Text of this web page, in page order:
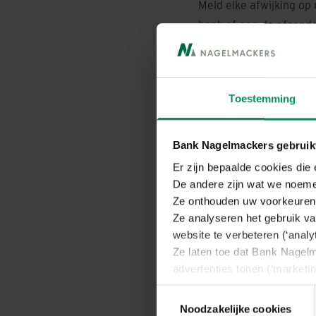
Toestemming
Bank Nagelmackers
Er zijn bepaalde cookies
De andere zijn wat we
Ze onthouden uw
Ze analyseren het gebruik
website te verbeteren
Ze laten toe dat Bank
advertenties tonen
Wij vragen u hierna
U kan instemmen met alle
Noodzakelijke cookies
Meld elke afwijking
bank of aan de
verliest, als ze wordt